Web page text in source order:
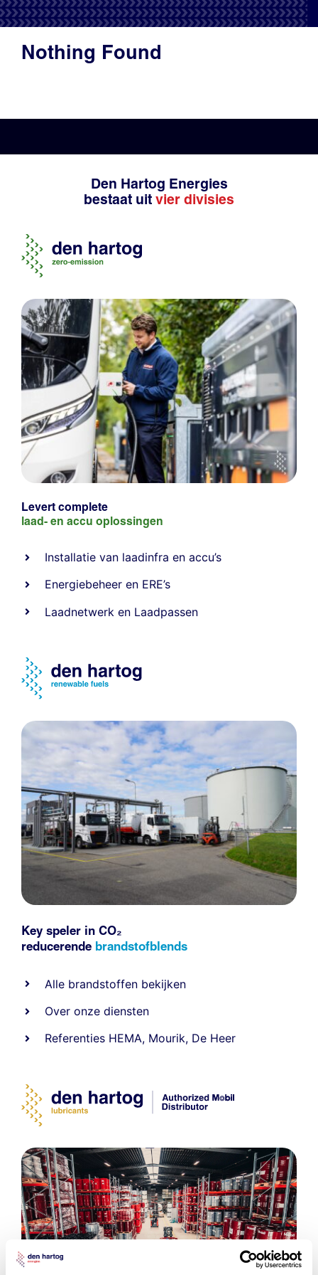
Productadvies
Nothing Found
Den Hartog Energies
bestaat uit vier divisies
Levert complete
laad- en accu oplossingen
Installatie van laadinfra en accu’s
Energiebeheer en ERE’s
Laadnetwerk en Laadpassen
Key speler in CO₂
reducerende brandstofblends
Alle brandstoffen bekijken
Over onze diensten
Referenties HEMA, Mourik, De Heer